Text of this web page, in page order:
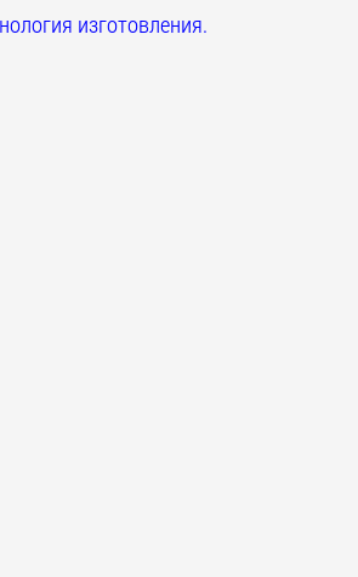
изготовления.